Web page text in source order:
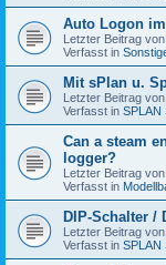
Auto Logon
Letzter Beitrag von
Verfasst in
Mit sPlan u.
Letzter Beitrag von
Verfasst in SPLAN
Can a steam
logger?
Letzter Beitrag von
Verfasst in
DIP-Schalter /
Letzter Beitrag von
Verfasst in SPLAN